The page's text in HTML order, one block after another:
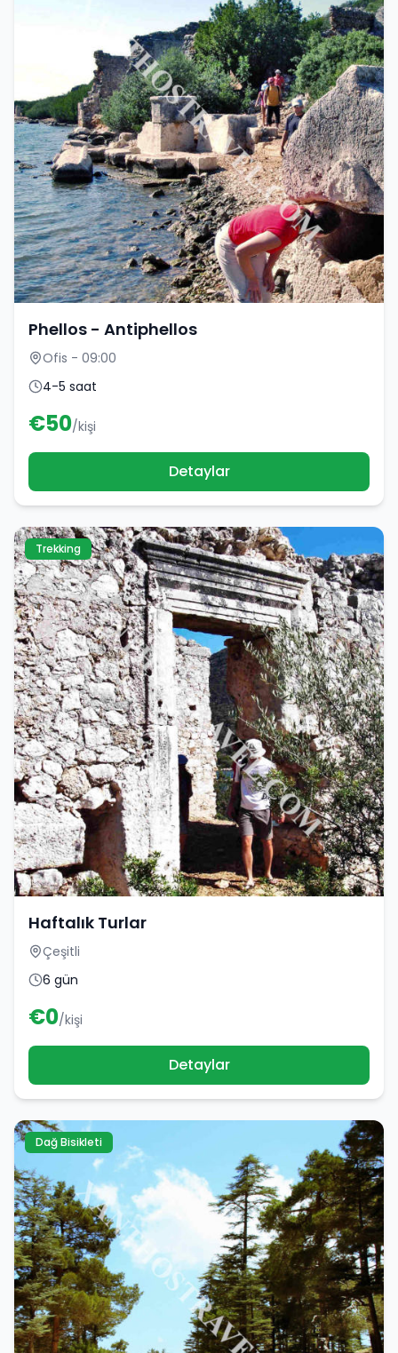
Phellos - Antiphellos
Ofis - 09:00
4-5 saat
€50/kişi
Detaylar
Trekking
Haftalık Turlar
Çeşitli
6 gün
€0/kişi
Detaylar
Dağ Bisikleti